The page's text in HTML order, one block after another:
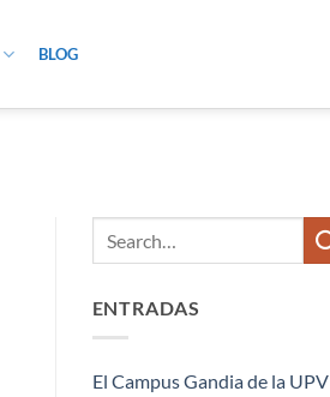
BLOG
ENTRADAS
El Campus Gandia de la UPV